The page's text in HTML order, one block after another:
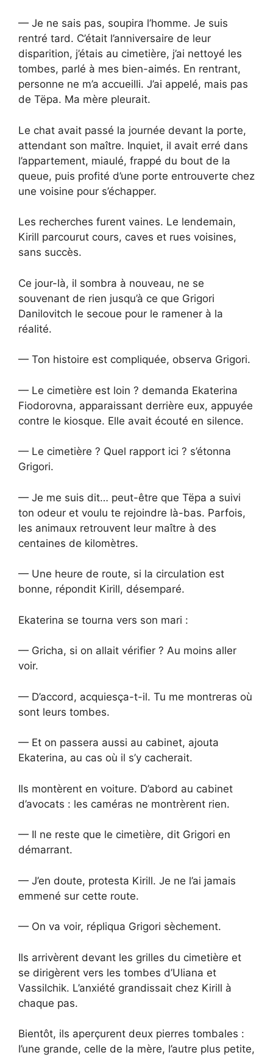
— Je ne sais pas, soupira l’homme. Je suis
rentré tard. C’était l’anniversaire de leur
disparition, j’étais au cimetière, j’ai nettoyé les
tombes, parlé à mes bien-aimés. En rentrant,
personne ne m’a accueilli. J’ai appelé, mais pas
de Tëpa. Ma mère pleurait.
Le chat avait passé la journée devant la porte,
attendant son maître. Inquiet, il avait erré dans
l’appartement, miaulé, frappé du bout de la
queue, puis profité d’une porte entrouverte chez
une voisine pour s’échapper.
Les recherches furent vaines. Le lendemain,
Kirill parcourut cours, caves et rues voisines,
sans succès.
Ce jour-là, il sombra à nouveau, ne se
souvenant de rien jusqu’à ce que Grigori
Danilovitch le secoue pour le ramener à la
réalité.
— Ton histoire est compliquée, observa Grigori.
— Le cimetière est loin ? demanda Ekaterina
Fiodorovna, apparaissant derrière eux, appuyée
contre le kiosque. Elle avait écouté en silence.
— Le cimetière ? Quel rapport ici ? s’étonna
Grigori.
— Je me suis dit… peut-être que Tëpa a suivi
ton odeur et voulu te rejoindre là-bas. Parfois,
les animaux retrouvent leur maître à des
centaines de kilomètres.
— Une heure de route, si la circulation est
bonne, répondit Kirill, désemparé.
Ekaterina se tourna vers son mari :
— Gricha, si on allait vérifier ? Au moins aller
voir.
— D’accord, acquiesça-t-il. Tu me montreras où
sont leurs tombes.
— Et on passera aussi au cabinet, ajouta
Ekaterina, au cas où il s’y cacherait.
Ils montèrent en voiture. D’abord au cabinet
d’avocats : les caméras ne montrèrent rien.
— Il ne reste que le cimetière, dit Grigori en
démarrant.
— J’en doute, protesta Kirill. Je ne l’ai jamais
emmené sur cette route.
— On va voir, répliqua Grigori sèchement.
Ils arrivèrent devant les grilles du cimetière et
se dirigèrent vers les tombes d’Uliana et
Vassilchik. L’anxiété grandissait chez Kirill à
chaque pas.
Bientôt, ils aperçurent deux pierres tombales :
l’une grande, celle de la mère, l’autre plus petite,